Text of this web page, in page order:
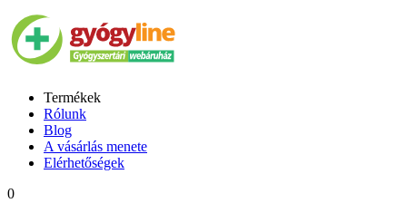
Termékek
Rólunk
Blog
A vásárlás menete
Elérhetőségek
0